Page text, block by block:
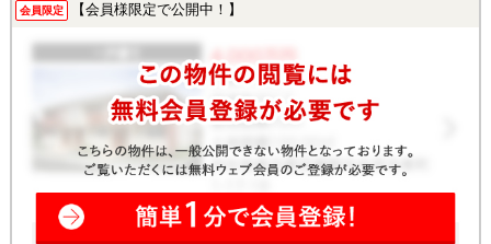
会員限定 【会員様限定で公開中！】